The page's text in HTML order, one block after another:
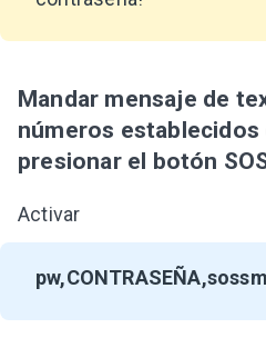
Mandar mensaje de
números establecidos
presionar el botón
Activar